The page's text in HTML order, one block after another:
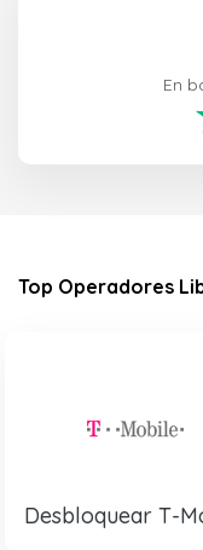
En
Top Operadores
Desbloquear T-